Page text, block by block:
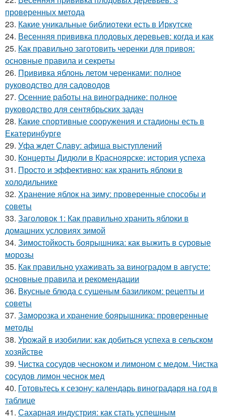
проверенных метода
23. Какие уникальные библиотеки есть в Иркутске
24. Весенняя прививка плодовых деревьев: когда и как
25. Как правильно заготовить черенки для привоя:
основные правила и секреты
26. Прививка яблонь летом черенками: полное
руководство для садоводов
27. Осенние работы на винограднике: полное
руководство для сентябрьских задач
28. Какие спортивные сооружения и стадионы есть в
Екатеринбурге
29. Уфа ждет Славу: афиша выступлений
30. Концерты Дидюли в Красноярске: история успеха
31. Просто и эффективно: как хранить яблоки в
холодильнике
32. Хранение яблок на зиму: проверенные способы и
советы
33. Заголовок 1: Как правильно хранить яблоки в
домашних условиях зимой
34. Зимостойкость боярышника: как выжить в суровые
морозы
35. Как правильно ухаживать за виноградом в августе:
основные правила и рекомендации
36. Вкусные блюда с сушеным базиликом: рецепты и
советы
37. Заморозка и хранение боярышника: проверенные
методы
38. Урожай в изобилии: как добиться успеха в сельском
хозяйстве
39. Чистка сосудов чесноком и лимоном с медом. Чистка
сосудов лимон чеснок мед
40. Готовьтесь к сезону: календарь виноградаря на год в
таблице
41. Сахарная индустрия: как стать успешным